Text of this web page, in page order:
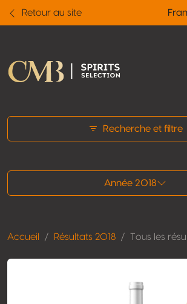
Retour au site
Recherche et filtre
Année 2018
Accueil Résultats 2018 Tous les